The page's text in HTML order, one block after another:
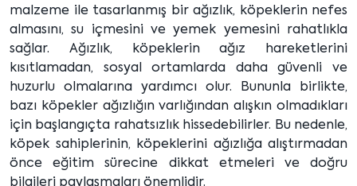
malzeme ile tasarlanmış bir ağızlık, köpeklerin nefes
almasını, su içmesini ve yemek yemesini rahatlıkla
sağlar. Ağızlık, köpeklerin ağız hareketlerini
kısıtlamadan, sosyal ortamlarda daha güvenli ve
huzurlu olmalarına yardımcı olur. Bununla birlikte,
bazı köpekler ağızlığın varlığından alışkın olmadıkları
için başlangıçta rahatsızlık hissedebilirler. Bu nedenle,
köpek sahiplerinin, köpeklerini ağızlığa alıştırmadan
önce eğitim sürecine dikkat etmeleri ve doğru
bilgileri paylaşmaları önemlidir.